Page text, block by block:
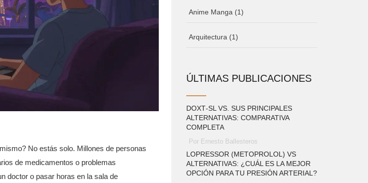
No estás solo. Millones de personas
de medicamentos o problemas
doctor o pasar horas en la sala de
Anime Manga (1)
Arquitectura (1)
ÚLTIMAS PUBLICACIONES
DOXT‑SL VS. SUS PRINCIPALES
ALTERNATIVAS: COMPARATIVA
COMPLETA
Por Ernesto Ballesteros
LOPRESSOR (METOPROLOL) VS
ALTERNATIVAS: ¿CUÁL ES LA MEJOR
OPCIÓN PARA TU PRESIÓN ARTERIAL?